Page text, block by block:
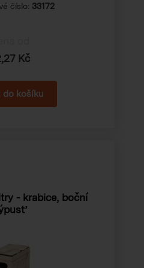
číslo: 33172
Kč
- krabice, boční